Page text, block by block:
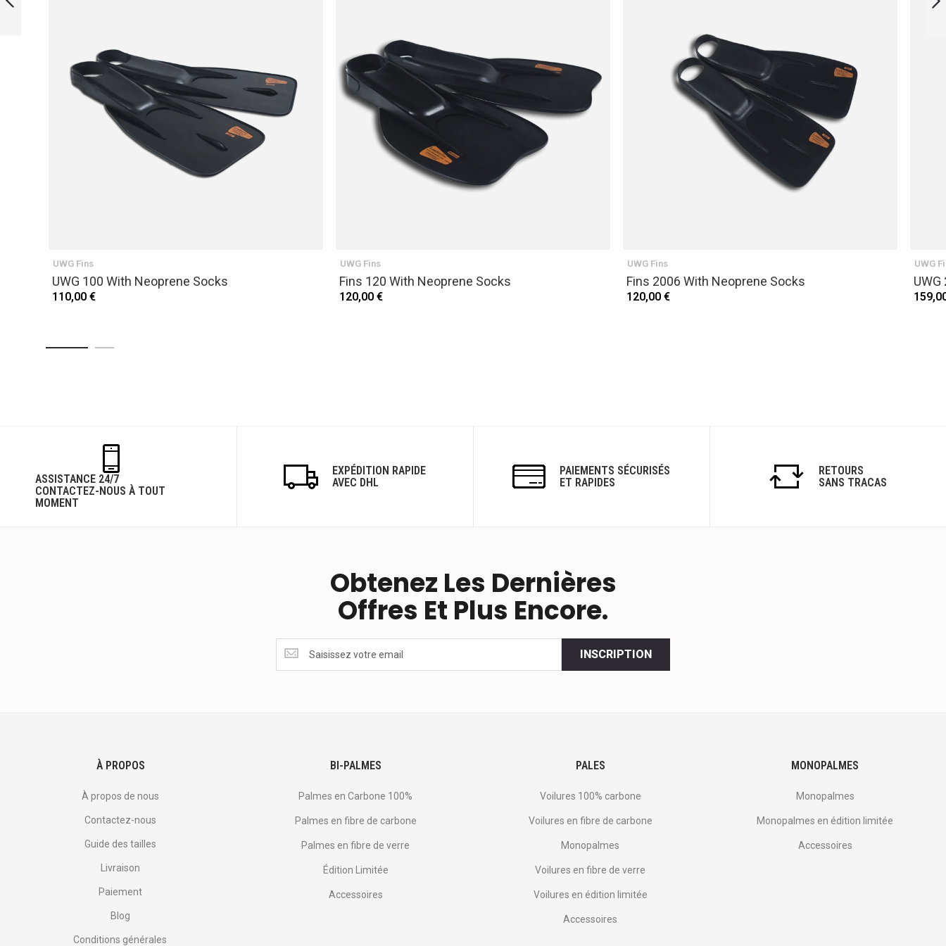
UWG Fins
UWG 100 With Neoprene Socks
110,00 €
UWG Fins
Fins 120 With Neoprene Socks
120,00 €
UWG Fins
Fins 2006 With Neoprene Socks
120,00 €
UWG
ASSISTANCE 24/7
CONTACTEZ-NOUS À TOUT
MOMENT
EXPÉDITION RAPIDE
AVEC DHL
PAIEMENTS SÉCURISÉS
ET RAPIDES
RETOURS
SANS TRACAS
Obtenez Les Dernières
Offres Et Plus Encore.
les
dernières
INSCRIPTION
À PROPOS
À propos de nous
Contactez-nous
Guide des tailles
Livraison
Paiement
Blog
Conditions générales
BI-PALMES
Palmes en Carbone 100%
Palmes en fibre de carbone
Palmes en fibre de verre
Édition Limitée
Accessoires
PALES
Voilures 100% carbone
Voilures en fibre de carbone
Monopalmes
Voilures en fibre de verre
Voilures en édition limitée
Accessoires
MONOPALMES
Monopalmes
Monopalmes en édition limitée
Accessoires